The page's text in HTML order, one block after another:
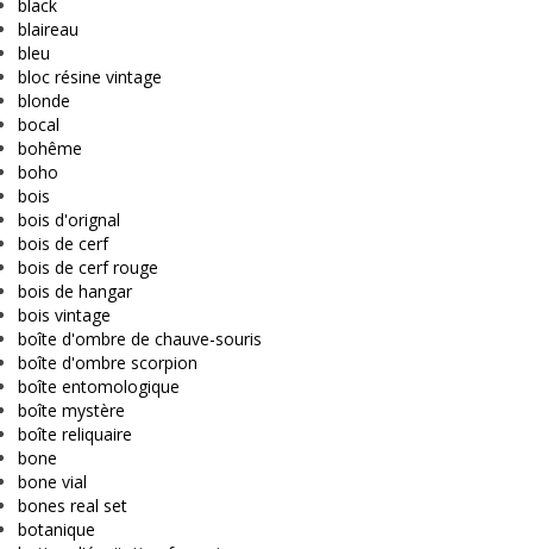
black
blaireau
bleu
bloc résine vintage
blonde
bocal
bohême
boho
bois
bois d'orignal
bois de cerf
bois de cerf rouge
bois de hangar
bois vintage
boîte d'ombre de chauve-souris
boîte d'ombre scorpion
boîte entomologique
boîte mystère
boîte reliquaire
bone
bone vial
bones real set
botanique